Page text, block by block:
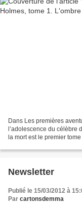
Dans Les premières
l’adolescence du célèbre
la mort est le premier
Newsletter
Publié le 15/03/2012 à
Par cartonsdemma